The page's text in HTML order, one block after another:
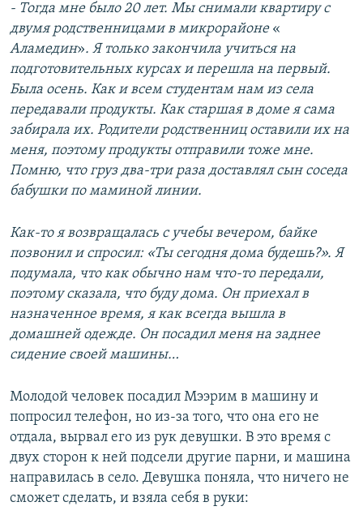
- Тогда мне было 20 лет. Мы снимали квартиру с
двумя родственницами в микрорайоне ​«​
Аламедин»​. Я только закончила учиться на
подготовительных курсах и перешла на первый.
Была осень. Как и всем студентам нам из села
передавали продукты. Как старшая в доме я сама
забирала их. Родители родственниц оставили их на
меня, поэтому продукты отправили тоже мне.
Помню, что груз два-три раза доставлял сын соседа
бабушки по маминой линии.
Как-то я возвращалась с учебы вечером, байке
позвонил и спросил: «Ты сегодня дома будешь?». Я
подумала, что как обычно нам что-то передали,
поэтому сказала, что буду дома. Он приехал в
назначенное время, я как всегда вышла в
домашней одежде. Он посадил меня на заднее
сидение своей машины…
Молодой человек посадил Мээрим в машину и
попросил телефон, но из-за того, что она его не
отдала, вырвал его из рук девушки. В это время с
двух сторон к ней подсели другие парни, и машина
направилась в село. Девушка поняла, что ничего не
сможет сделать, и взяла себя в руки: